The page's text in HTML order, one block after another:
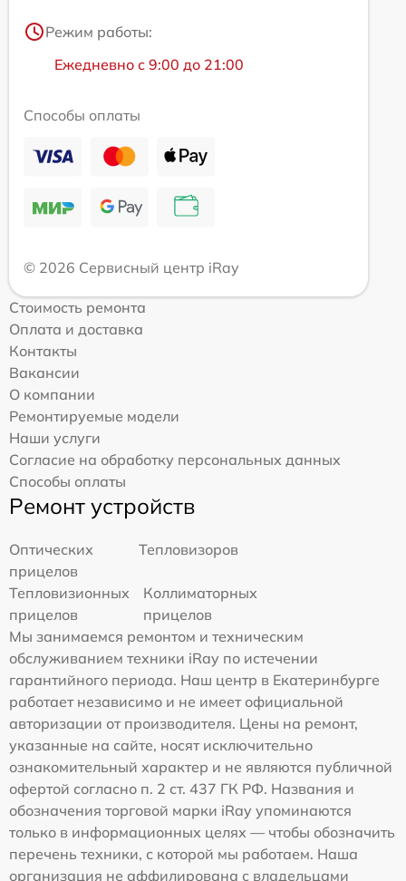
Режим работы:
Ежедневно с 9:00 до 21:00
Способы оплаты
© 2026 Сервисный центр iRay
Стоимость ремонта
Оплата и доставка
Контакты
Вакансии
О компании
Ремонтируемые модели
Наши услуги
Согласие на обработку персональных данных
Способы оплаты
Ремонт устройств
Оптических
прицелов
Тепловизоров
Тепловизионных
прицелов
Коллиматорных
прицелов
Мы занимаемся ремонтом и техническим
обслуживанием техники iRay по истечении
гарантийного периода. Наш центр в Екатеринбурге
работает независимо и не имеет официальной
авторизации от производителя. Цены на ремонт,
указанные на сайте, носят исключительно
ознакомительный характер и не являются публичной
офертой согласно п. 2 ст. 437 ГК РФ. Названия и
обозначения торговой марки iRay упоминаются
только в информационных целях — чтобы обозначить
перечень техники, с которой мы работаем. Наша
организация не аффилирована с владельцами